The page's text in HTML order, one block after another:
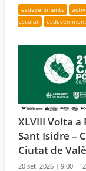
esdeveniments
escolar
XLVIII Volta a
Sant Isidre –
Ciutat de
20 set. 2026 |9:00 -